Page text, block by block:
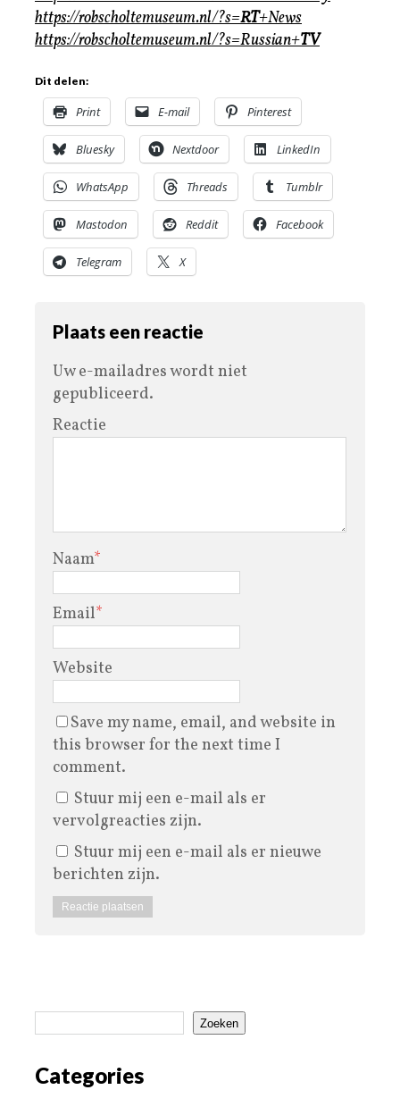
https://robscholtemuseum.nl/?s=RT+News
https://robscholtemuseum.nl/?s=Russian+TV
Dit delen:
Print E-mail Pinterest
Bluesky Nextdoor LinkedIn
WhatsApp Threads Tumblr
Mastodon Reddit Facebook
Telegram X
Plaats een reactie
Uw e-mailadres wordt niet
gepubliceerd.
Reactie
Naam*
Email*
Website
Save my name, email, and website in
this browser for the next time I
comment.
Stuur mij een e-mail als er
vervolgreacties zijn.
Stuur mij een e-mail als er nieuwe
berichten zijn.
Zoeken
Categories